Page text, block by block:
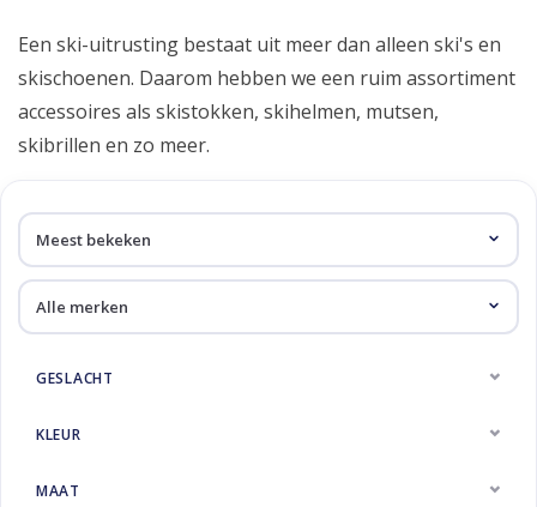
Een ski-uitrusting bestaat uit meer dan alleen ski's en
skischoenen. Daarom hebben we een ruim assortiment
accessoires als skistokken, skihelmen, mutsen,
skibrillen en zo meer.
GESLACHT
KLEUR
MAAT